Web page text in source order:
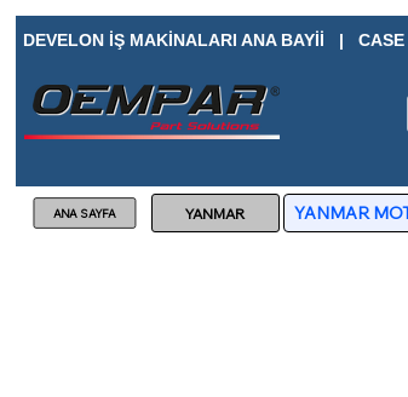
DEVELON İŞ MAKİNALARI ANA BAYİİ   |
ANA SAYFA YANMAR YANMAR